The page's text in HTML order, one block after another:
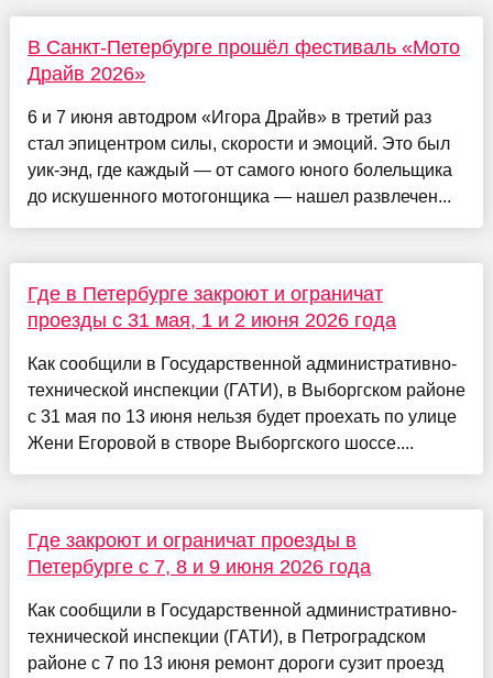
В Санкт-Петербурге прошёл фестиваль «Мото
Драйв 2026»
6 и 7 июня автодром «Игора Драйв» в третий раз
стал эпицентром силы, скорости и эмоций. Это был
уик-энд, где каждый — от самого юного болельщика
до искушенного мотогонщика — нашел развлечен...
Где в Петербурге закроют и ограничат
проезды с 31 мая, 1 и 2 июня 2026 года
Как сообщили в Государственной административно-
технической инспекции (ГАТИ), в Выборгском районе
с 31 мая по 13 июня нельзя будет проехать по улице
Жени Егоровой в створе Выборгского шоссе....
Где закроют и ограничат проезды в
Петербурге с 7, 8 и 9 июня 2026 года
Как сообщили в Государственной административно-
технической инспекции (ГАТИ), в Петроградском
районе с 7 по 13 июня ремонт дороги сузит проезд